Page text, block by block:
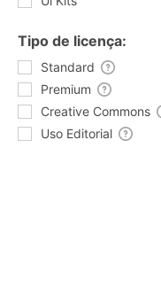
Tipo de licença:
Standard
Premium
Creative Commons
Uso Editorial